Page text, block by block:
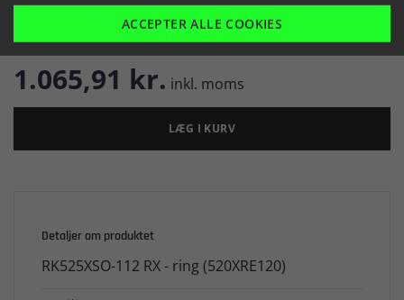
Er på lager
1.065,91 kr. inkl. moms
LÆG I KURV
Detaljer om produktet
RK525XSO-112 RX - ring (520XRE120)
ACCEPTER ALLE COOKIES